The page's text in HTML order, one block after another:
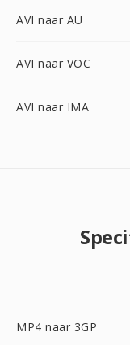
AVI naar AU
AVI naar VOC
AVI naar IMA
MP4 naar 3GP